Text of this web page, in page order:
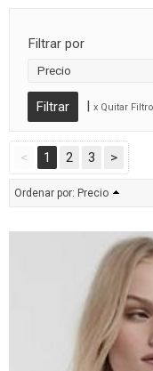
Filtrar por
Precio
x Quitar
< 1 2 3 >
Ordenar por: Precio